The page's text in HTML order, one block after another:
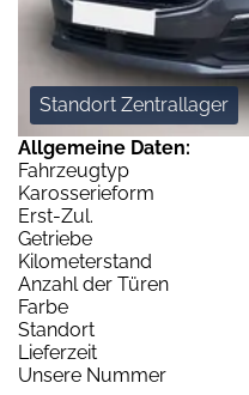
Standort Zentrallager
Allgemeine Daten:
Fahrzeugtyp
Karosserieform
Erst-Zul.
Getriebe
Kilometerstand
Anzahl der Türen
Farbe
Standort
Lieferzeit
Unsere Nummer